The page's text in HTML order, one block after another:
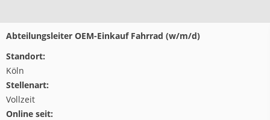
Abteilungsleiter OEM-Einkauf Fahrrad (w/m/d)
Standort:
Köln
Stellenart:
Vollzeit
Online seit: